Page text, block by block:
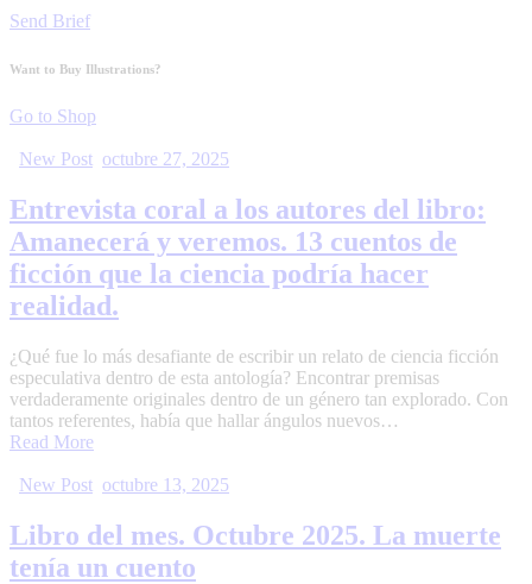
Send Brief
Want to Buy Illustrations?
Go to Shop
New Post octubre 27, 2025
Entrevista coral a los autores del libro:
Amanecerá y veremos. 13 cuentos de
ficción que la ciencia podría hacer
realidad.
¿Qué fue lo más desafiante de escribir un relato de ciencia ficción
especulativa dentro de esta antología? Encontrar premisas
verdaderamente originales dentro de un género tan explorado. Con
tantos referentes, había que hallar ángulos nuevos…
Read More
New Post octubre 13, 2025
Libro del mes. Octubre 2025. La muerte
tenía un cuento